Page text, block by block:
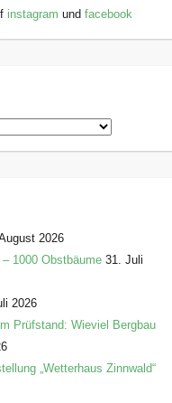
instagram und facebook
2026
1000 Obstbäume 31. Juli
2026
Prüfstand: Wieviel Bergbau
„Wetterhaus Zinnwald“